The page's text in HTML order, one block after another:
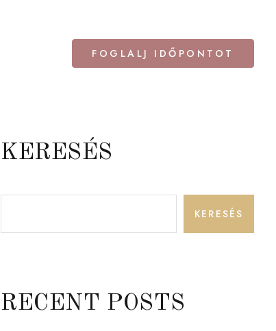
FOGLALJ IDŐPONTOT
KERESÉS
KERESÉS
RECENT POSTS